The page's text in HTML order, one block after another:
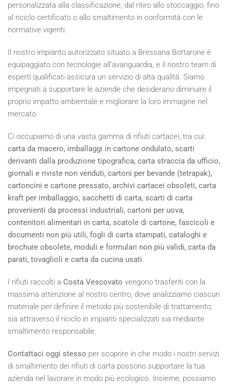
personalizzata alla classificazione, dal ritiro allo stoccaggio, fino
al riciclo certificato o allo smaltimento in conformità con le
normative vigenti.
Il nostro impianto autorizzato situato a Bressana Bottarone è
equipaggiato con tecnologie all'avanguardia, e il nostro team di
esperti qualificati assicura un servizio di alta qualità. Siamo
impegnati a supportare le aziende che desiderano diminuire il
proprio impatto ambientale e migliorare la loro immagine nel
mercato.
Ci occupiamo di una vasta gamma di rifiuti cartacei, tra cui:
carta da macero, imballaggi in cartone ondulato, scarti
derivanti dalla produzione tipografica, carta straccia da ufficio,
giornali e riviste non venduti, cartoni per bevande (tetrapak),
cartoncini e cartone pressato, archivi cartacei obsoleti, carta
kraft per imballaggio, sacchetti di carta, scarti di carta
provenienti da processi industriali, cartoni per uova,
contenitori alimentari in carta, scatole di cartone, fascicoli e
documenti non più utili, fogli di carta stampati, cataloghi e
brochure obsolete, moduli e formulari non più validi, carta da
parati, tovaglioli e carta da cucina usati.
I rifiuti raccolti a Costa Vescovato vengono trasferiti con la
massima attenzione al nostro centro, dove analizziamo ciascun
materiale per definire il metodo più sostenibile di trattamento,
sia attraverso il riciclo in impianti specializzati sia mediante
smaltimento responsabile.
Contattaci oggi stesso per scoprire in che modo i nostri servizi
di smaltimento dei rifiuti di carta possono supportare la tua
azienda nel lavorare in modo più ecologico. Insieme, possiamo